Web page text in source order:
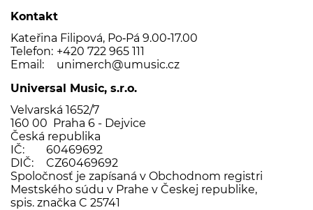
Kontakt
Kateřina Filipová, Po‑Pá 9.00‑17.00
Telefon: +420 722 965 111
Email:
unimerch@umusic.cz
Universal Music, s.r.o.
Velvarská 1652/7
160 00 Praha 6 - Dejvice
Česká republika
IČ:
60469692
DIČ:
CZ60469692
Spoločnosť je zapísaná v Obchodnom registri
Mestského súdu v Prahe v Českej republike,
spis. značka C 25741